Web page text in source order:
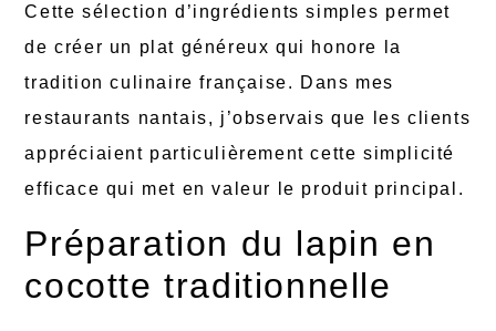
Cette sélection d’ingrédients simples permet
de créer un plat généreux qui honore la
tradition culinaire française. Dans mes
restaurants nantais, j’observais que les clients
appréciaient particulièrement cette simplicité
efficace qui met en valeur le produit principal.
Préparation du lapin en
cocotte traditionnelle